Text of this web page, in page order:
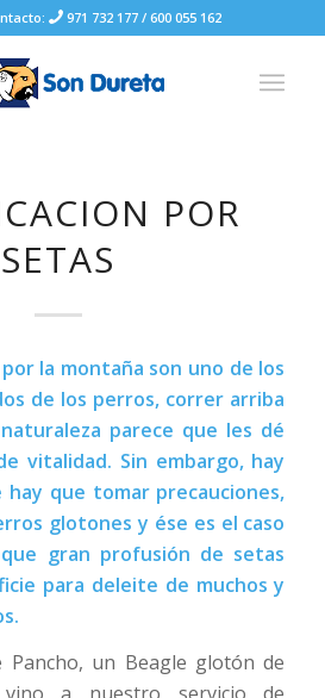
971 732 177 /600 055 162
POR
SETAS
la montaña son uno de los
de los perros, correr arriba
parece que les dé
vitalidad. Sin embargo, hay
hay que tomar precauciones,
glotones y ése es el caso
gran profusión de setas
para deleite de muchos y
Pancho, un Beagle glotón de